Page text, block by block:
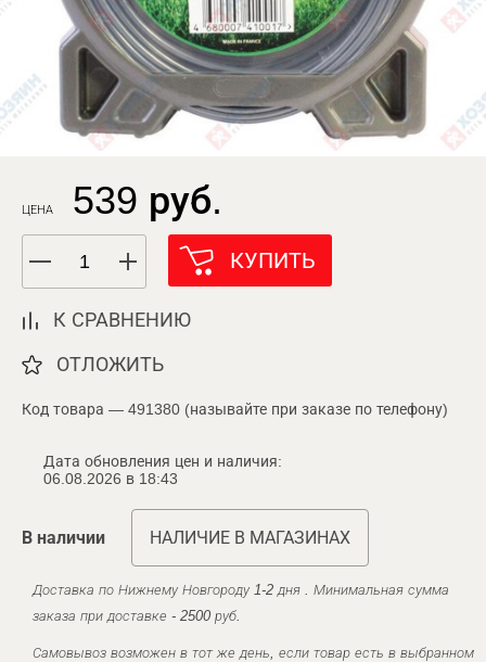
ЦЕНА 539 руб.
КУПИТЬ
К СРАВНЕНИЮ
ОТЛОЖИТЬ
Код товара — 491380 (называйте при заказе по телефону)
Дата обновления цен и наличия:
06.08.2026 в 18:43
В наличии НАЛИЧИЕ В МАГАЗИНАХ
Доставка по Нижнему Новгороду 1-2 дня . Минимальная сумма
заказа при доставке - 2500 руб.
Самовывоз возможен в тот же день, если товар есть в выбранном